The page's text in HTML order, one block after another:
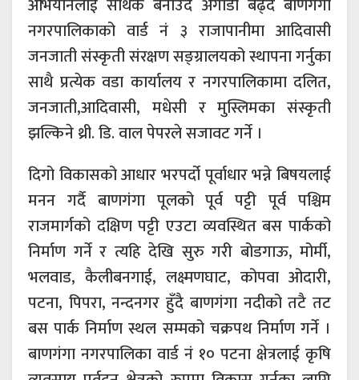
अभियानलाई सार्थक बनाउदै अगाडी बढ्दै बाणगंगा
नगरपालिकाको वार्ड नं ३ राजापानीमा आदिवासी
जनजाती संस्कृती संरक्षण सङ्ग्रालयको स्थापना गर्नुका
साथै प्रत्येक वडा कार्यालय र नगरपालिकामा दलित,
जनजाती,आदिवासी, मधेसी र मुस्लिमका संस्कृती
झल्किने थ्री. डि. वाल पेपरले सजावट गर्ने ।
दिगो विकासको आधार भरपर्दो पूर्वाधार भन्ने बिषयलाई
मनन गर्दै बाणगंगा पूलको पूर्व पट्टी पूर्व पश्चिम
राजमार्गको दक्षिण पट्टी एउटा व्यवस्थित बस पार्कको
निर्माण गर्ने र त्यहि देखि सुरु गरी बोडगाऊ, मोर्मी,
भलवाड, कैलीबनगाई, लक्ष्मणघाट, कोपवा ओदारी,
पटना, पिपरा, नन्दनगर हुँदै बाणगंगा नदीको तटै तट
बस पार्क निर्माण स्थल सम्मको चक्रपथ निर्माण गर्ने ।
बाणगंगा नगरपालिका वार्ड नं १० पटना क्षेत्रलाई कृषि